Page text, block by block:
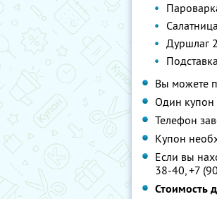
Дуршлаг
Вы можете
Один купон
Телефон
Купон
Если вы
38-40, +7
Стоимость